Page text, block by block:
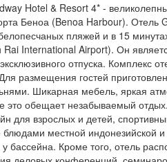
Hotel & Resort 4* -
Беноа (Benoa Harbour). Отель
пляжей и в 15
International Airport). Он
отпуска. Комплекс
размещения гостей
Шикарная мебель, яркая
это обещает незабываемый
для взрослых и детей,
местной индонезийской
Кроме того, отель